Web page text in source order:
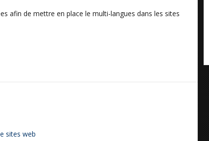
afin de mettre en place le multi-langues dans les sites
sites web